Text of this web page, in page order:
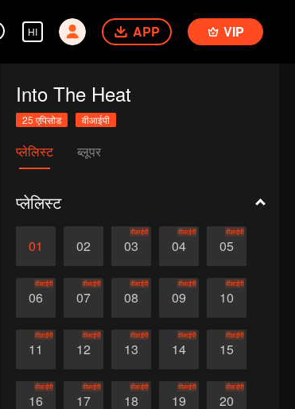
HI APP VIP
Into The Heat
25 एपिसोड वीआईपी
प्लेलिस्ट ब्लूपर
प्लेलिस्ट
01 02 03
वीआईपी
04
वीआईपी
05
वीआईपी
06
वीआईपी
07
वीआईपी
08
वीआईपी
09
वीआईपी
10
वीआईपी
11
वीआईपी
12
वीआईपी
13
वीआईपी
14
वीआईपी
15
वीआईपी
16
वीआईपी
17
वीआईपी
18
वीआईपी
19
वीआईपी
20
वीआईपी